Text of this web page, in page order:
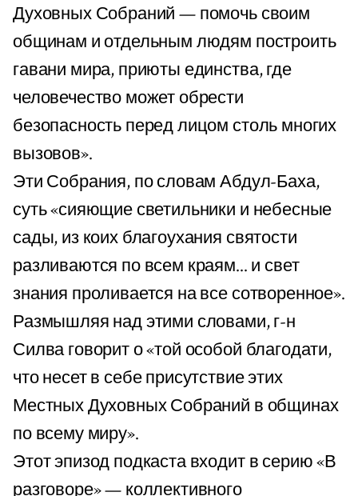
Духовных Собраний — помочь своим
общинам и отдельным людям построить
гавани мира, приюты единства, где
человечество может обрести
безопасность перед лицом столь многих
вызовов».
Эти Собрания, по словам Абдул-Баха,
суть «сияющие светильники и небесные
сады, из коих благоухания святости
разливаются по всем краям... и свет
знания проливается на все сотворенное».
Размышляя над этими словами, г-н
Силва говорит о «той особой благодати,
что несет в себе присутствие этих
Местных Духовных Собраний в общинах
по всему миру».
Этот эпизод подкаста входит в серию «В
разговоре» — коллективного